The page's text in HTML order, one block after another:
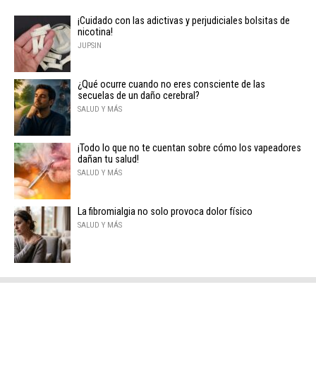
¡Cuidado con las adictivas y perjudiciales bolsitas de
nicotina!
JUPSIN
¿Qué ocurre cuando no eres consciente de las
secuelas de un daño cerebral?
SALUD Y MÁS
¡Todo lo que no te cuentan sobre cómo los vapeadores
dañan tu salud!
SALUD Y MÁS
La fibromialgia no solo provoca dolor físico
SALUD Y MÁS